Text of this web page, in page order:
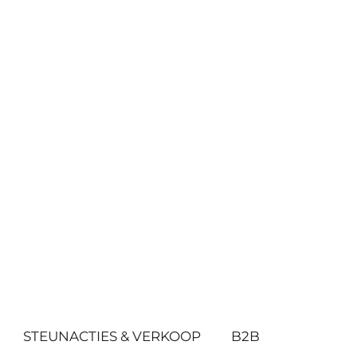
STEUNACTIES & VERKOOP B2B